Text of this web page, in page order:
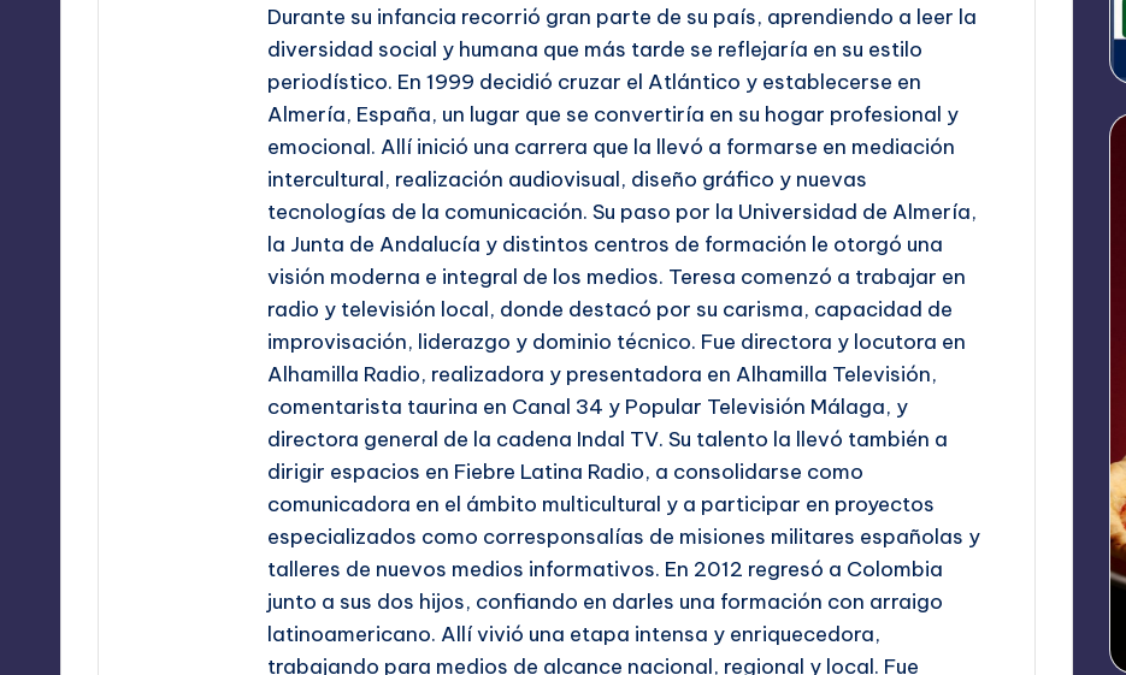
Durante su infancia recorrió gran parte de su país, aprendiendo a leer la
diversidad social y humana que más tarde se reflejaría en su estilo
periodístico. En 1999 decidió cruzar el Atlántico y establecerse en
Almería, España, un lugar que se convertiría en su hogar profesional y
emocional. Allí inició una carrera que la llevó a formarse en mediación
intercultural, realización audiovisual, diseño gráfico y nuevas
tecnologías de la comunicación. Su paso por la Universidad de Almería,
la Junta de Andalucía y distintos centros de formación le otorgó una
visión moderna e integral de los medios. Teresa comenzó a trabajar en
radio y televisión local, donde destacó por su carisma, capacidad de
improvisación, liderazgo y dominio técnico. Fue directora y locutora en
Alhamilla Radio, realizadora y presentadora en Alhamilla Televisión,
comentarista taurina en Canal 34 y Popular Televisión Málaga, y
directora general de la cadena Indal TV. Su talento la llevó también a
dirigir espacios en Fiebre Latina Radio, a consolidarse como
comunicadora en el ámbito multicultural y a participar en proyectos
especializados como corresponsalías de misiones militares españolas y
talleres de nuevos medios informativos. En 2012 regresó a Colombia
junto a sus dos hijos, confiando en darles una formación con arraigo
latinoamericano. Allí vivió una etapa intensa y enriquecedora,
trabajando para medios de alcance nacional, regional y local. Fue